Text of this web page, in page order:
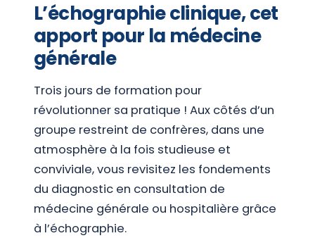
L’échographie clinique, cet
apport pour la médecine
générale
Trois jours de formation pour
révolutionner sa pratique ! Aux côtés d’un
groupe restreint de confrères, dans une
atmosphère à la fois studieuse et
conviviale, vous revisitez les fondements
du diagnostic en consultation de
médecine générale ou hospitalière grâce
à l’échographie.